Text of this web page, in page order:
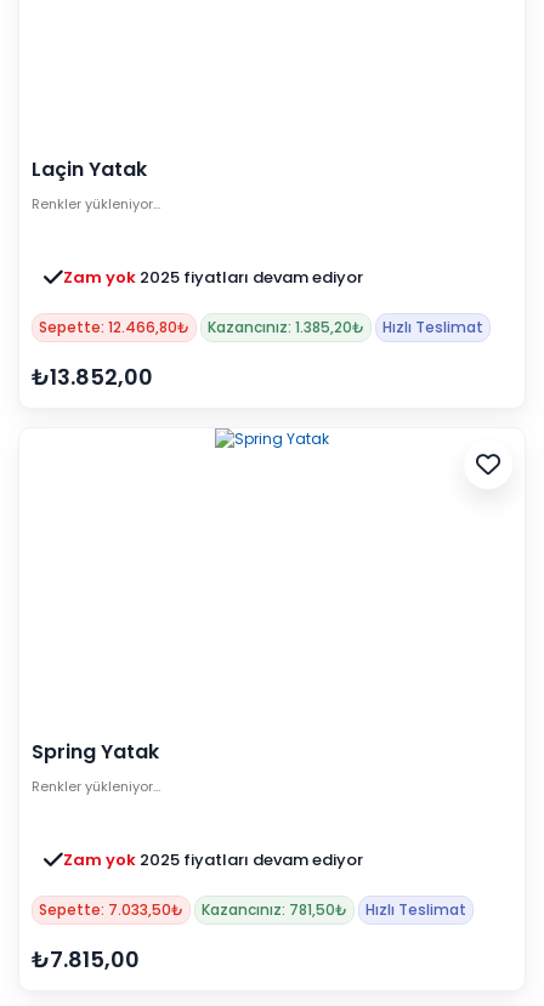
Laçin Yatak
Renkler yükleniyor…
Zam yok 2025 fiyatları devam ediyor
Sepette: 12.466,80₺ Kazancınız: 1.385,20₺ Hızlı Teslimat
₺13.852,00
Spring Yatak
Renkler yükleniyor…
Zam yok 2025 fiyatları devam ediyor
Sepette: 7.033,50₺ Kazancınız: 781,50₺ Hızlı Teslimat
₺7.815,00